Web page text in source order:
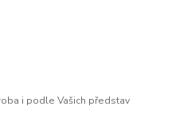
i podle Vašich představ